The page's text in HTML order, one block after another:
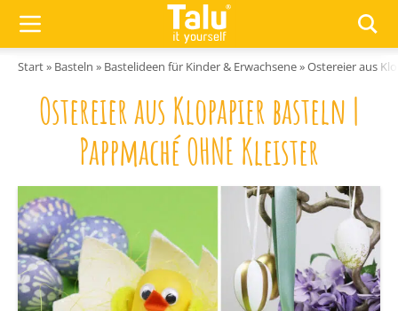
Start» Basteln » Bastelideen für Kinder & Erwachsene»Ostereier aus
Ostereier aus Klopapier basteln |
Pappmaché OHNE Kleister